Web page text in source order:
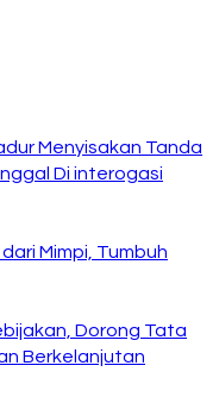
Menyisakan Tanda
Di interogasi
Mimpi, Tumbuh
Dorong Tata
Berkelanjutan